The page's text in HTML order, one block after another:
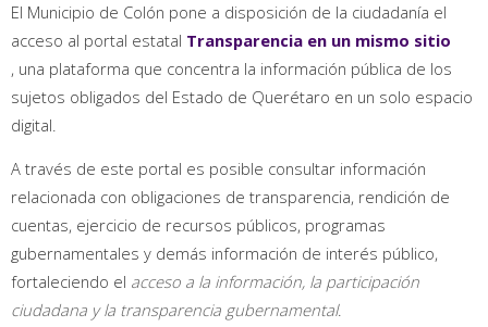
El Municipio de Colón pone a disposición de la ciudadanía el
acceso al portal estatal Transparencia en un mismo sitio
, una plataforma que concentra la información pública de los
sujetos obligados del Estado de Querétaro en un solo espacio
digital.
A través de este portal es posible consultar información
relacionada con obligaciones de transparencia, rendición de
cuentas, ejercicio de recursos públicos, programas
gubernamentales y demás información de interés público,
fortaleciendo el acceso a la información, la participación
ciudadana y la transparencia gubernamental.